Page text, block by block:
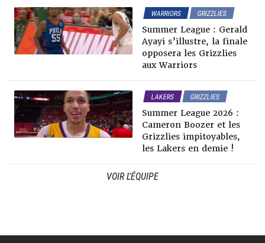
WARRIORS
GRIZZLIES
SUMMER LEAGUE
Summer League : Gerald
Ayayi s’illustre, la finale
opposera les Grizzlies
aux Warriors
LAKERS
GRIZZLIES
SUMMER LEAGUE
Summer League 2026 :
Cameron Boozer et les
Grizzlies impitoyables,
les Lakers en demie !
VOIR L'ÉQUIPE